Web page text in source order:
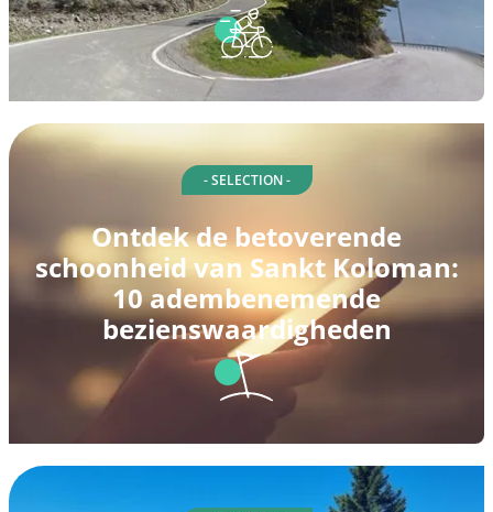
- SELECTION -
Ontdek de betoverende
schoonheid van Sankt Koloman:
10 adembenemende
bezienswaardigheden